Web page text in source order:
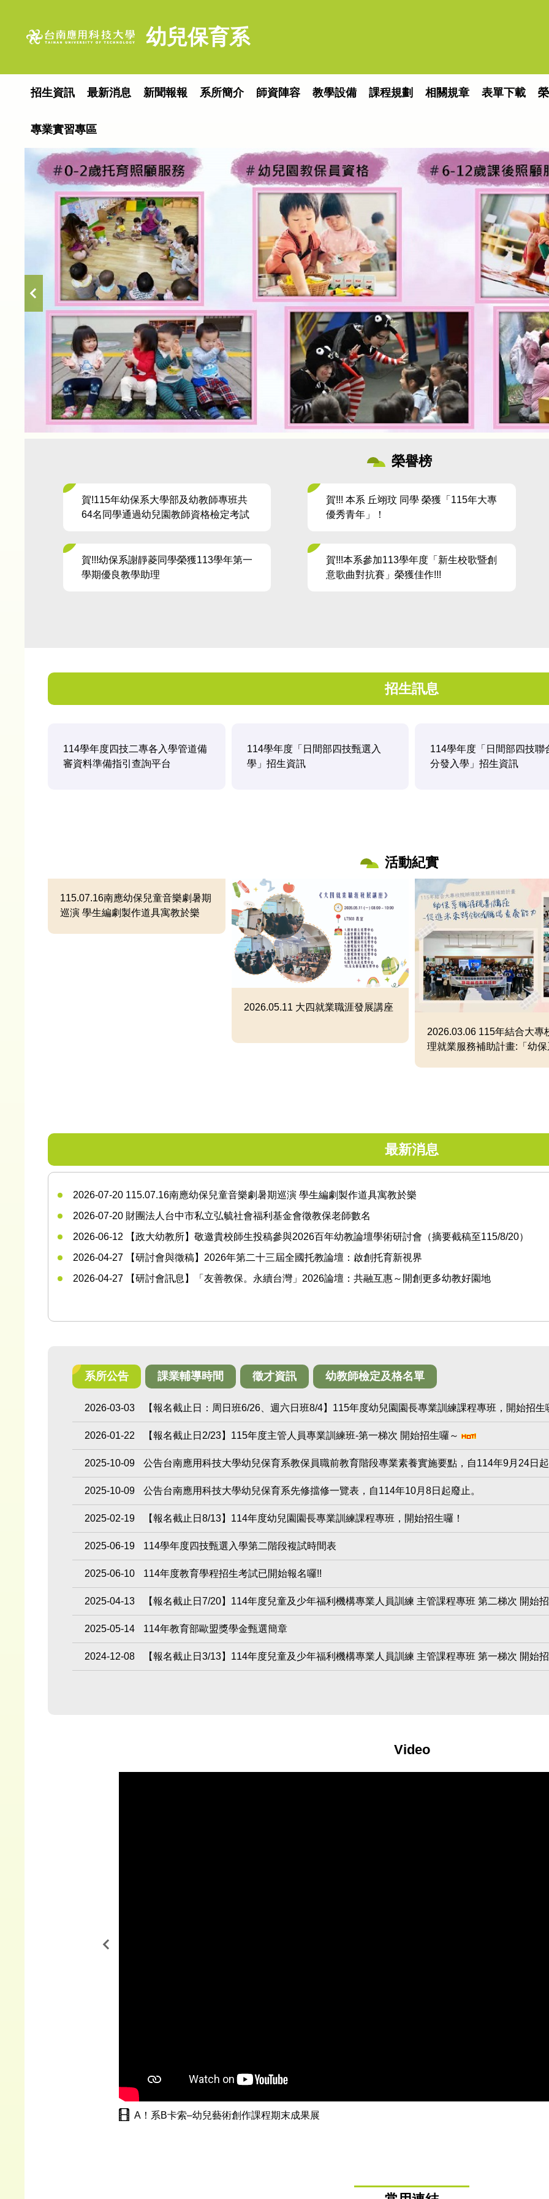
幼兒保育系
招生資訊 最新消息 新聞報報 系所簡介 師資陣容 教學設備 課程規劃 相關規章 表單下載
專業實習專區
榮譽榜
賀!115年幼保系大學部及幼教師專班共
64名同學通過幼兒園教師資格檢定考試
賀!!! 本系 丘翊玟 同學 榮獲「115年大專
優秀青年」！
賀!!!幼保系謝靜菱同學榮獲113學年第一
學期優良教學助理
賀!!!本系參加113學年度「新生校歌暨創
意歌曲對抗賽」榮獲佳作!!!
招生訊息
114學年度四技二專各入學管道備
審資料準備指引查詢平台
114學年度「日間部四技甄選入
學」招生資訊
114學年度「日間部四技聯
分發入學」招生資訊
活動紀實
115.07.16南應幼保兒童音樂劇暑期
巡演 學生編劇製作道具寓教於樂
2026.05.11 大四就業職涯發展講座
2026.03.06 115年結合大專
理就業服務補助計畫:「幼
最新消息
2026-07-20 115.07.16南應幼保兒童音樂劇暑期巡演 學生編劇製作道具寓教於樂
2026-07-20 財團法人台中市私立弘毓社會福利基金會徵教保老師數名
2026-06-12
【政大幼教所】敬邀貴校師生投稿參與2026百年幼教論壇學術研討會（摘要截稿至115/8/20）
2026-04-27
【研討會與徵稿】2026年第二十三屆全國托教論壇：啟創托育新視界
2026-04-27
【研討會訊息】「友善教保。永續台灣」2026論壇：共融互惠～開創更多幼教好園地
系所公告 課業輔導時間 徵才資訊 幼教師檢定及格名單
2026-03-03 【報名截止日：周日班6/26、週六日班8/4】115年度幼兒園園長專業訓練課程專班，開始招
2026-01-22 【報名截止日2/23】115年度主管人員專業訓練班-第一梯次 開始招生囉～
2025-10-09 公告台南應用科技大學幼兒保育系教保員職前教育階段專業素養實施要點，自114年9月24日
2025-10-09 公告台南應用科技大學幼兒保育系先修擋修一覽表，自114年10月8日起廢止。
2025-02-19 【報名截止日8/13】114年度幼兒園園長專業訓練課程專班，開始招生囉！
2025-06-19 114學年度四技甄選入學第二階段複試時間表
2025-06-10 114年度教育學程招生考試已開始報名囉!!
2025-04-13 【報名截止日7/20】114年度兒童及少年福利機構專業人員訓練 主管課程專班 第二梯次 開始
2025-05-14 114年教育部歐盟獎學金甄選簡章
2024-12-08 【報名截止日3/13】114年度兒童及少年福利機構專業人員訓練 主管課程專班 第一梯次 開始
Video
A！系B卡索–幼兒藝術創作課程期末成果展